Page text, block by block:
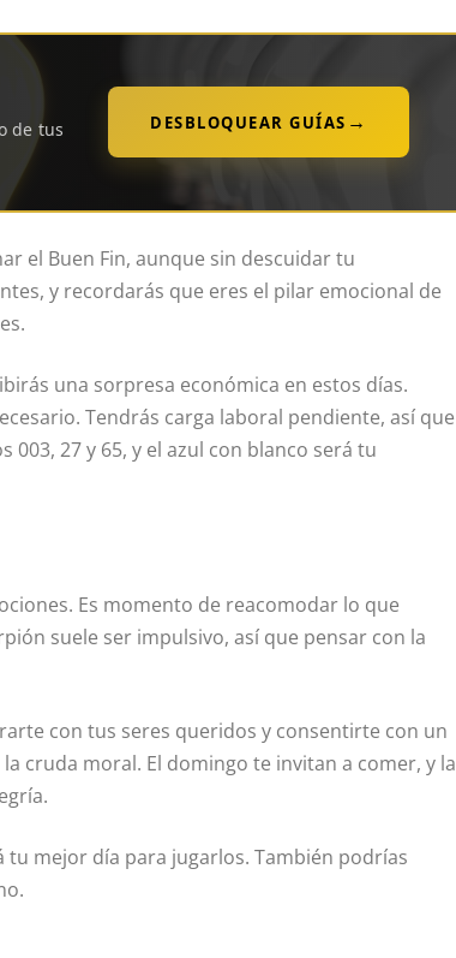
de tus
DESBLOQUEAR GUÍAS →
el Buen Fin, aunque sin descuidar tu
y recordarás que eres el pilar emocional de
una sorpresa económica en estos días.
Tendrás carga laboral pendiente, así que
27 y 65, y el azul con blanco será tu
Es momento de reacomodar lo que
suele ser impulsivo, así que pensar con la
con tus seres queridos y consentirte con un
cruda moral. El domingo te invitan a comer, y la
tu mejor día para jugarlos. También podrías